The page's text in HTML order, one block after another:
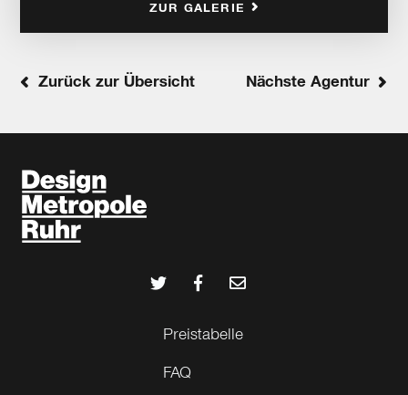
ZUR GALERIE
Zurück zur Übersicht Nächste Agentur
Preistabelle
FAQ